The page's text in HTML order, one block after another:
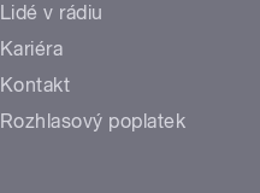
Lidé v rádiu
Kariéra
Kontakt
Rozhlasový poplatek